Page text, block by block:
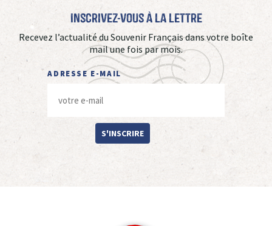
Inscrivez-vous à La Lettre
Recevez l’actualité du Souvenir Français dans votre boîte
mail une fois par mois.
ADRESSE E-MAIL
S'INSCRIRE